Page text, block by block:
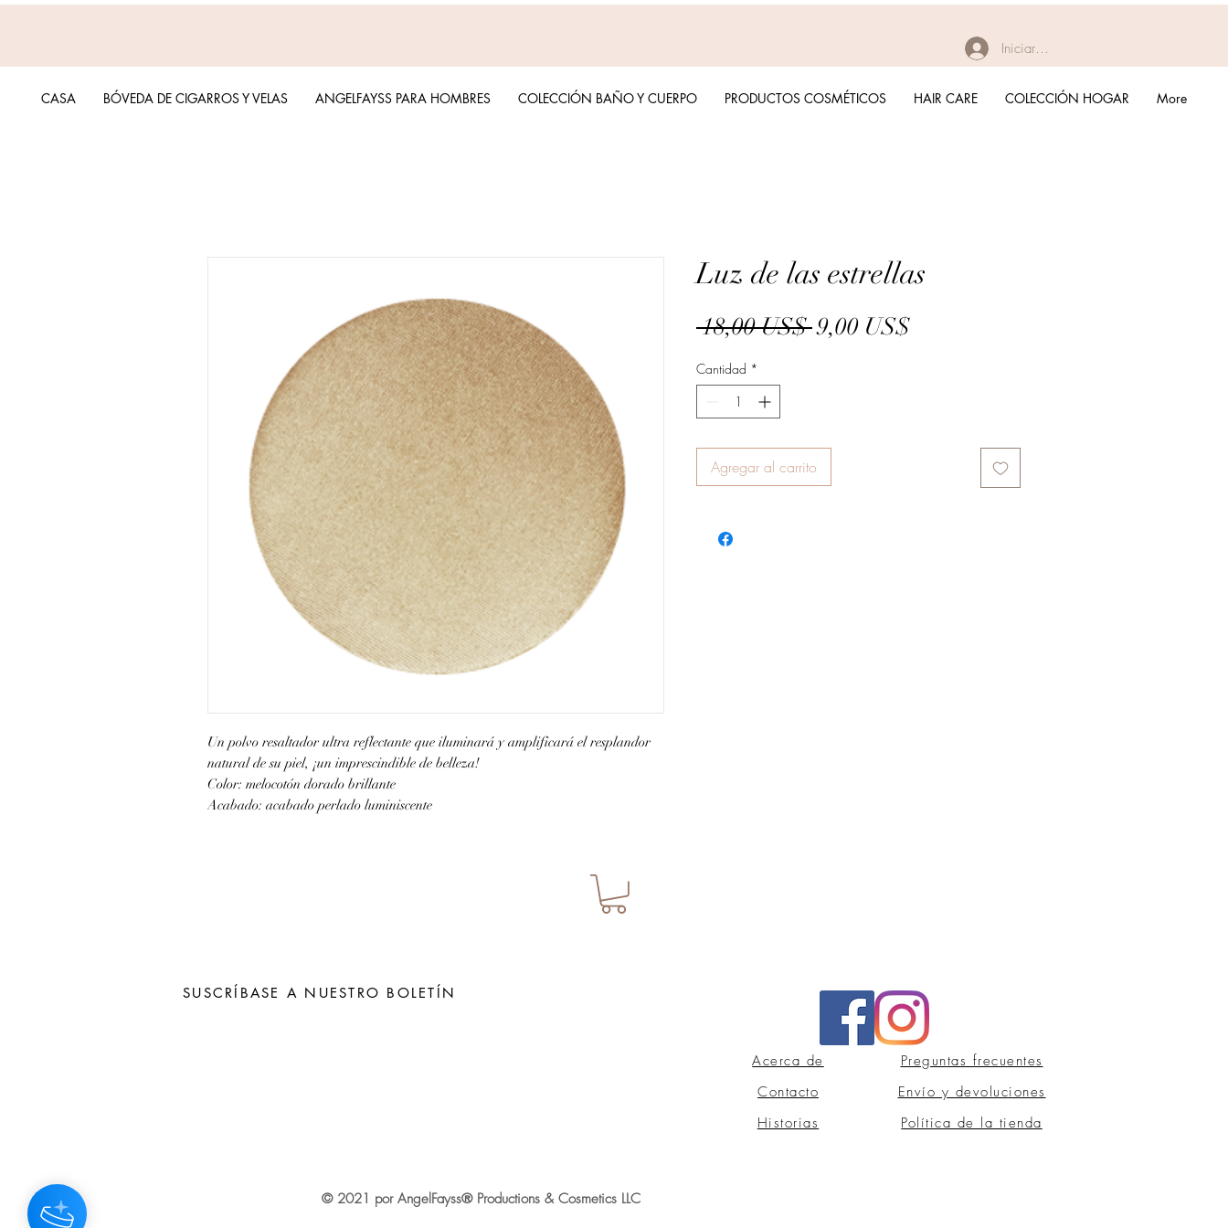
Iniciar sesión
Un polvo resaltador ultra reflectante que iluminará y amplificará el resplandor
natural de su piel, ¡un imprescindible de belleza!
Color: melocotón dorado brillante
Acabado: acabado perlado luminiscente
Luz de las estrellas
18,00 US$ Precio
9,00 US$Precio
Cantidad *
Agregar al carrito
CASA BÓVEDA DE CIGARROS Y VELAS ANGELFAYSS PARA HOMBRES COLECCIÓN BAÑO Y CUERPO PRODUCTOS COSMÉTICOS HAIR CARE COLECCIÓN HOGAR More
SUSCRÍBASE A NUESTRO BOLETÍN
Acerca de
Contacto
Historias
Preguntas frecuentes
Envío y devoluciones
Política de la tienda
© 2021 por AngelFayss® Productions & Cosmetics LLC